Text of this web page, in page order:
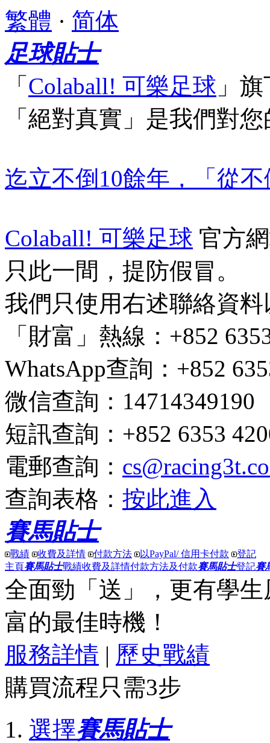
繁體 · 简体
足球貼士
「 Colaball! 可樂足球 」 旗
「絕對真實」 是我們對
迄立不倒10餘年，「從
Colaball! 可樂足球 官方
只此一間，提防假冒。
我們只使用右述聯絡資
「財富」熱線 ：+852
WhatsApp查詢 ：+852
微信查詢 ：14714349190
短訊查詢 ：+852 6353
電郵查詢 ：
查詢表格 ： 按此進入
賽馬貼士
戰績 收費及詳情 付款方法 以PayPal/ 信用卡付款
登記
主頁賽馬貼士戰績收費及詳情付款方法及付款賽馬貼士登記賽
全面勁「送」 ，更有學生
富的最佳時機！
服務詳情 | 歷史戰績
購買流程只需3步
選擇賽馬貼士